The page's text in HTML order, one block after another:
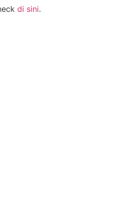
di sini.